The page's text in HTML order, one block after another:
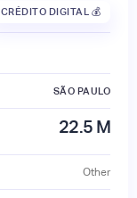
CRÉDITO DIGITAL 💰
SÃO PAULO
22.5 M
Other